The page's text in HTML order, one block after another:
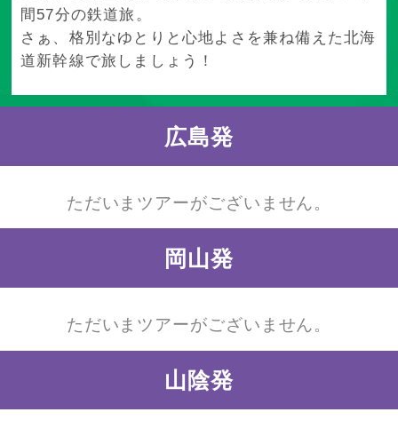
間57分の鉄道旅。
さぁ、格別なゆとりと心地よさを兼ね備えた北海
道新幹線で旅しましょう！
広島発
ただいまツアーがございません。
岡山発
ただいまツアーがございません。
山陰発